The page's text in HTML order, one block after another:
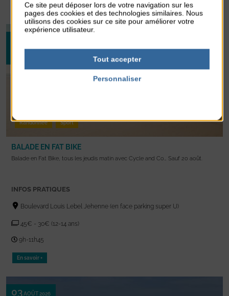
En savoir +
Randonnée Sport
BALADE EN FAT BIKE
Balade en Fat Bike, tous les jeudis matin avec Cycle and Co… Sauf 20 août.
INFOS PRATIQUES
Boulevard Louis Lebel Jehenne (en face parking super U)
45€ - 30€ (12-14 ans)
9h-11h45
En savoir +
03 AOÛT 2026
Ce site peut déposer lors de votre navigation sur les
pages des cookies et des technologies similaires. Nous
utilisons des cookies sur ce site pour améliorer votre
expérience utilisateur.
Tout accepter
Personnaliser